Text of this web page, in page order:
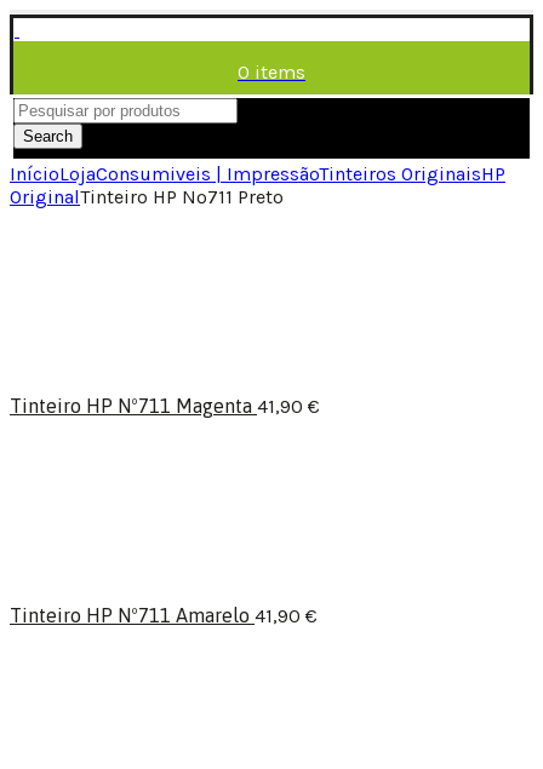
0 items
/ 0,00€
Menu
Search
InícioLojaConsumiveis | ImpressãoTinteiros OriginaisHP
OriginalTinteiro HP Nº711 Preto
Tinteiro HP Nº711 Magenta 41,90 €
Tinteiro HP Nº711 Amarelo 41,90 €